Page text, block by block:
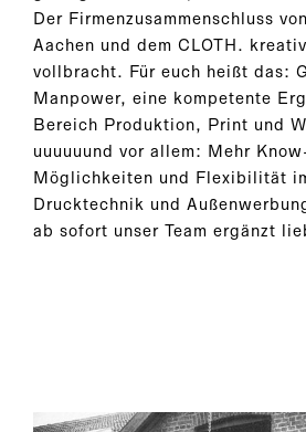
Der Firmenzusammenschluss
Aachen und dem CLOTH.
vollbracht. Für euch heißt das:
Manpower, eine kompetente
Bereich Produktion, Print und
uuuuuund vor allem: Mehr
Möglichkeiten und Flexibilität
Drucktechnik und
ab sofort unser Team ergänzt